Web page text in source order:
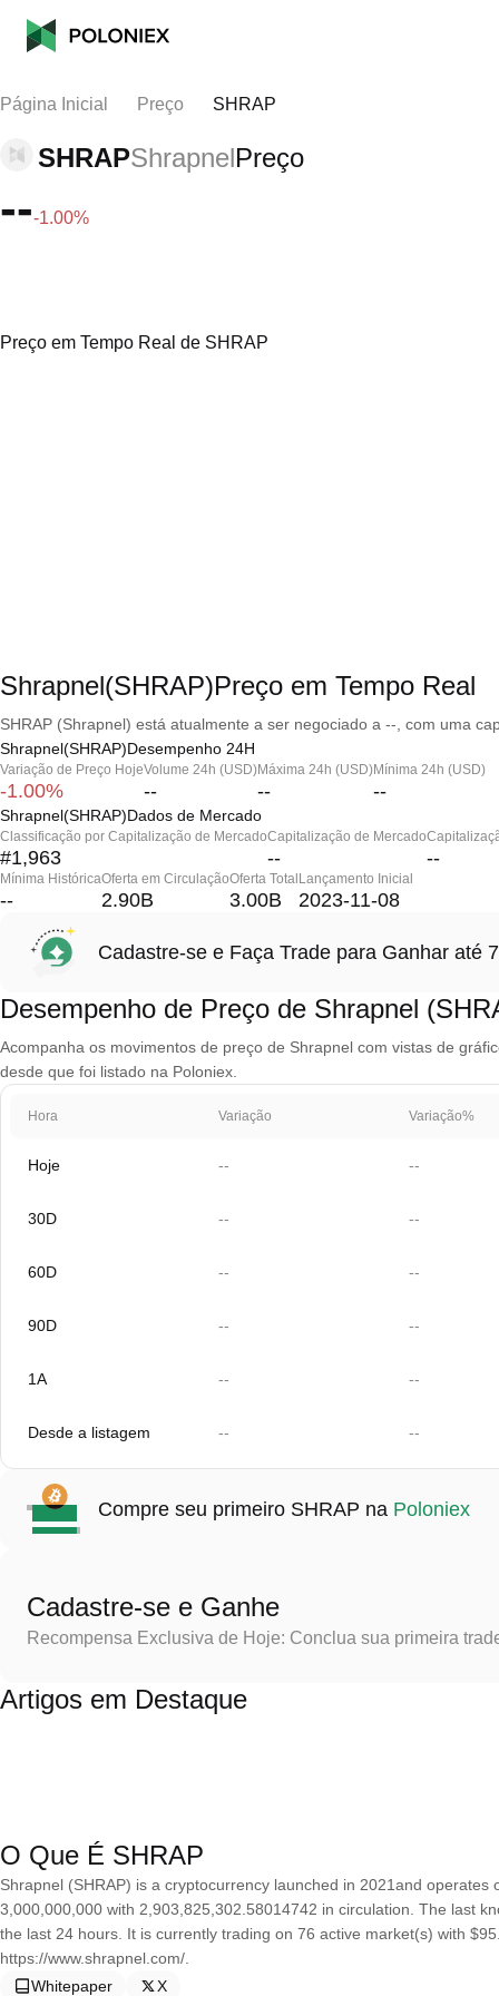
Página Inicial Preço SHRAP
SHRAPShrapnelPreço
---1.00%
Preço em Tempo Real de SHRAP
Shrapnel(SHRAP)Preço em Tempo Real
SHRAP (Shrapnel) está atualmente a ser negociado a --, com uma
Shrapnel(SHRAP)Desempenho 24H
Variação de Preço Hoje
-1.00%
Volume 24h (USD)
--
Máxima 24h (USD)
--
Mínima 24h (USD)
--
Shrapnel(SHRAP)Dados de Mercado
Classificação por Capitalização de Mercado
#1,963
Capitalização de Mercado
-- --
Mínima Histórica
--
Oferta em Circulação
2.90B
Oferta Total
3.00B
Lançamento Inicial
2023-11-08
Cadastre-se e Faça Trade para Ganhar até
Desempenho de Preço de Shrapnel
Acompanha os movimentos de preço de Shrapnel com vistas de
desde que foi listado na Poloniex.
Hora Variação Variação%
Hoje -- --
30D -- --
60D -- --
90D -- --
1A -- --
Desde a listagem -- --
Compre seu primeiro SHRAP na Poloniex
Cadastre-se e Ganhe
Recompensa Exclusiva de Hoje: Conclua sua primeira
Artigos em Destaque
O Que É SHRAP
Shrapnel (SHRAP) is a cryptocurrency launched in 2021and
3,000,000,000 with 2,903,825,302.58014742 in circulation. The last
the last 24 hours. It is currently trading on 76 active market(s) with
https://www.shrapnel.com/.
Whitepaper
X